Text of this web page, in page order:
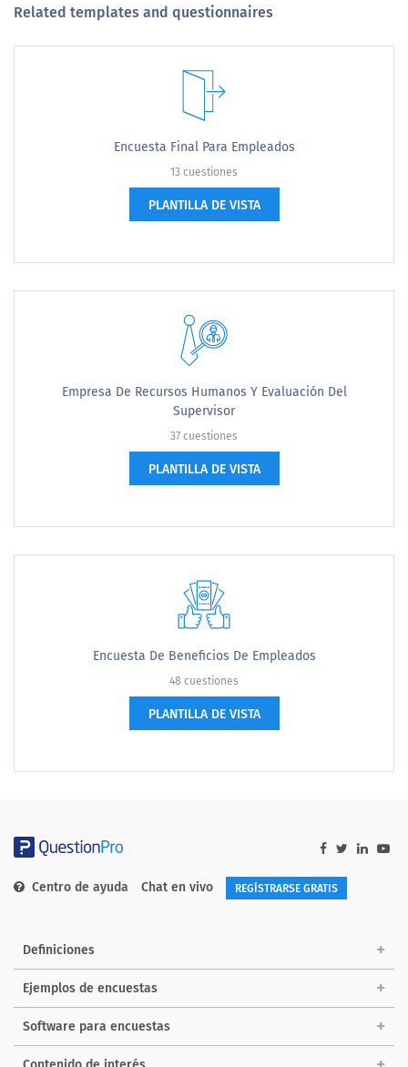
Related templates and questionnaires
Encuesta Final Para Empleados
13 cuestiones
PLANTILLA DE VISTA
Empresa De Recursos Humanos Y Evaluación Del
Supervisor
37 cuestiones
PLANTILLA DE VISTA
Encuesta De Beneficios De Empleados
48 cuestiones
PLANTILLA DE VISTA
Centro de ayuda Chat en vivo REGÍSTRARSE GRATIS
Definiciones
Ejemplos de encuestas
Software para encuestas